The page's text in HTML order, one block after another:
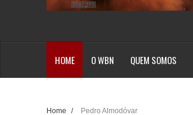
HOME O WBN QUEM SOMOS
Home / Pedro Almodóvar